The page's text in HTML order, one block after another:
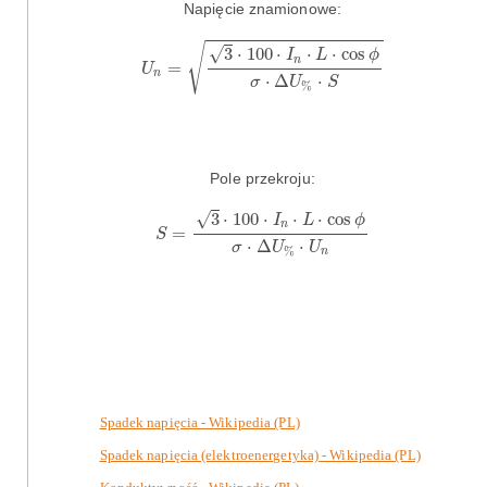
Napięcie znamionowe:
Un = √ √3 ⋅ 100 ⋅ In ⋅ L ⋅ cos ϕ
σ ⋅ ΔU% ⋅ S
100⋅In⋅L⋅cosϕσ⋅ΔU%⋅S
Pole przekroju:
S =
√3 ⋅ 100 ⋅ In ⋅ L ⋅ cos ϕ
σ ⋅ ΔU% ⋅ Un
100 n⋅ L cos σ %
Spadek napięcia - Wikipedia (PL)
Spadek napięcia (elektroenergetyka) - Wikipedia (PL)